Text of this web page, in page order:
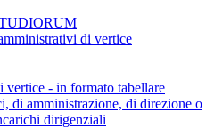
di vertice
- in formato tabellare
di amministrazione, di direzione o
dirigenziali